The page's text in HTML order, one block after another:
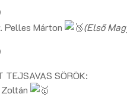
Pelles Márton
(Első
TEJSAVAS SÖRÖK: